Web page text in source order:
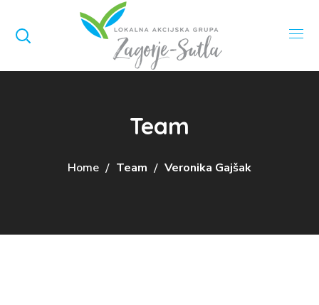
Team
Home Team Veronika Gajšak